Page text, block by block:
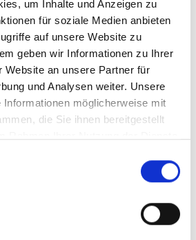
um Inhalte und Anzeigen zu
für soziale Medien anbieten
auf unsere Website zu
geben wir Informationen zu Ihrer
Website an unsere Partner für
und Analysen weiter. Unsere
Informationen möglicherweise mit
die Sie ihnen bereitgestellt
PRODUKTE
Hoodie Wardrobe
79,95 €